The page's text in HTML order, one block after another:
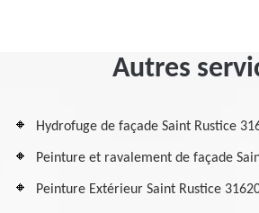
Autres
Hydrofuge de façade Saint Rustice
Peinture et ravalement de façade
Peinture Extérieur Saint Rustice